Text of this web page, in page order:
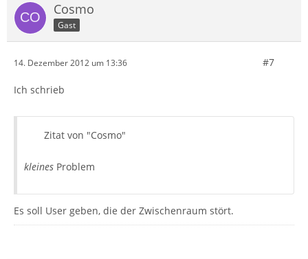
Cosmo
Gast
14. Dezember 2012 um 13:36 #7
Ich schrieb
Zitat von "Cosmo"
kleines Problem
Es soll User geben, die der Zwischenraum stört.